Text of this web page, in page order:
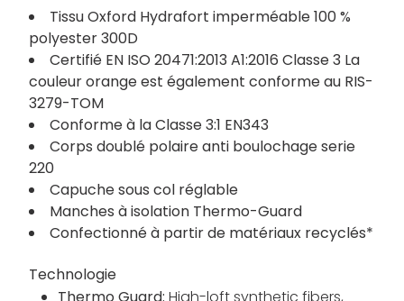
Tissu Oxford Hydrafort imperméable 100 %
polyester 300D
Certifié EN ISO 20471:2013 A1:2016 Classe 3 La
couleur orange est également conforme au RIS-
3279-TOM
Conforme à la Classe 3:1 EN343
Corps doublé polaire anti boulochage serie
220
Capuche sous col réglable
Manches à isolation Thermo-Guard
Confectionné à partir de matériaux recyclés*
Technologie